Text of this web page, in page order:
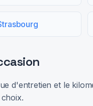
d'entretien et le